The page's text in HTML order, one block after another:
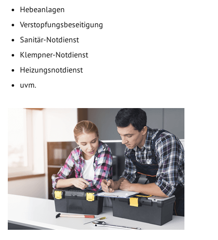
Hebeanlagen
Verstopfungsbeseitigung
Sanitär-Notdienst
Klempner-Notdienst
Heizungsnotdienst
uvm.